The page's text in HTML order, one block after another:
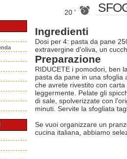
20 '
Ingredienti
Dosi per 4: pasta da pane
extravergine d'oliva, un
Preparazione
RIDUCETE i pomodori, ben
pasta da pane in una sfoglia
che avrete rivestito con
leggermente. Pelate gli
di sale, spolverizzate con
minuti. Servite la sfogliata
Se vuoi organizzare un
cucina italiana, abbiamo